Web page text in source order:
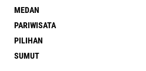
MEDAN
PARIWISATA
PILIHAN
SUMUT